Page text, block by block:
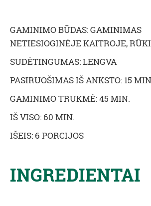
GAMINIMO BŪDAS: GAMINIMAS
NETIESIOGINĖJE KAITROJE,
SUDĖTINGUMAS: LENGVA
PASIRUOŠIMAS IŠ ANKSTO: 15
GAMINIMO TRUKMĖ: 45 MIN.
IŠ VISO: 60 MIN.
IŠEIS: 6 PORCIJOS
INGREDIENTAI